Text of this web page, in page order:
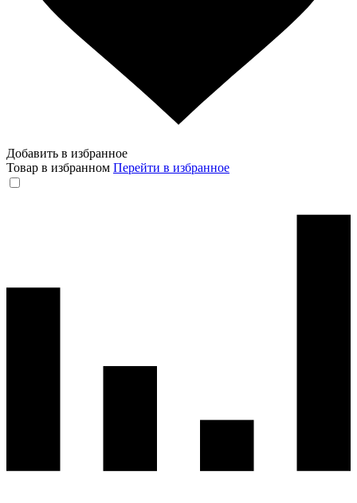
Добавить в избранное
Товар в избранном Перейти в избранное